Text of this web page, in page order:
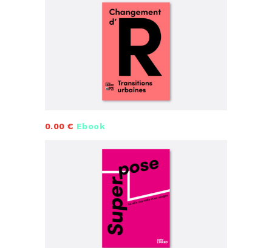
0.00 € Ebook